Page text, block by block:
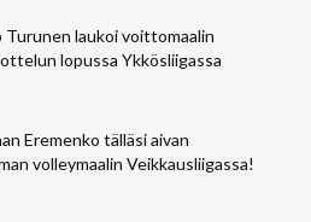
Turunen laukoi voittomaalin
lopussa Ykkösliigassa
Eremenko tälläsi aivan
volleymaalin Veikkausliigassa!